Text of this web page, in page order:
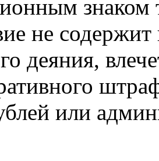
знаком
не
деяния,
или